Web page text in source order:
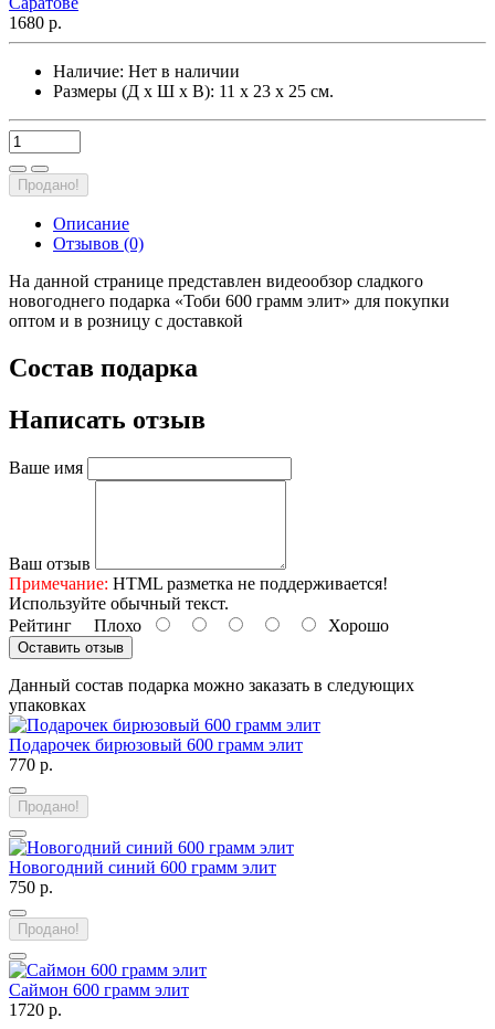
1680 р.
Наличие: Нет в наличии
Размеры (Д х Ш х В): 11 х 23 х 25 см.
Продано!
Описание
Отзывов (0)
На данной странице представлен видеообзор сладкого
новогоднего подарка «Тоби 600 грамм элит» для покупки
оптом и в розницу с доставкой
Состав подарка
Написать отзыв
Ваше имя
Ваш отзыв
Примечание: HTML разметка не поддерживается!
Используйте обычный текст.
Рейтинг Плохо Хорошо
Оставить отзыв
Данный состав подарка можно заказать в следующих
упаковках
Подарочек бирюзовый 600 грамм элит
770 р.
Продано!
Новогодний синий 600 грамм элит
750 р.
Продано!
Саймон 600 грамм элит
1720 р.